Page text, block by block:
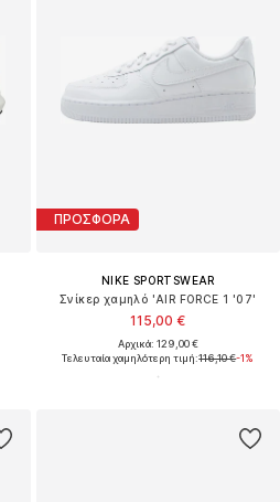
ΠΡΟΣΦΟΡΑ
NIKE SPORTSWEAR
Σνίκερ χαμηλό 'AIR FORCE 1 '07'
115,00 €
Αρχικά: 129,00 €
Τελευταία χαμηλότερη τιμή:116,10 €-1%